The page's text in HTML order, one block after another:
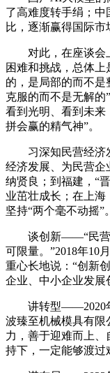
了高难度转手绢；
比，逐渐赢得国际
对此，在座谈会上
困难和挑战，总体
的，是局部的而不
克服的而不是无解的
看到光明、看到未来
拼会赢的精气神”。
习深知民营经济发
经济发展、为民营企
纳贤良；到福建，“
业茁壮成长；在上海
坚持“两个毫不动摇”。
谈创新——“民营企
可限量。”2018年10
重心长地说：“创新
企业、中小企业发展
讲转型——2020年
波臻至机械模具有限
力，善于迎难而上
持下，一定能够渡过